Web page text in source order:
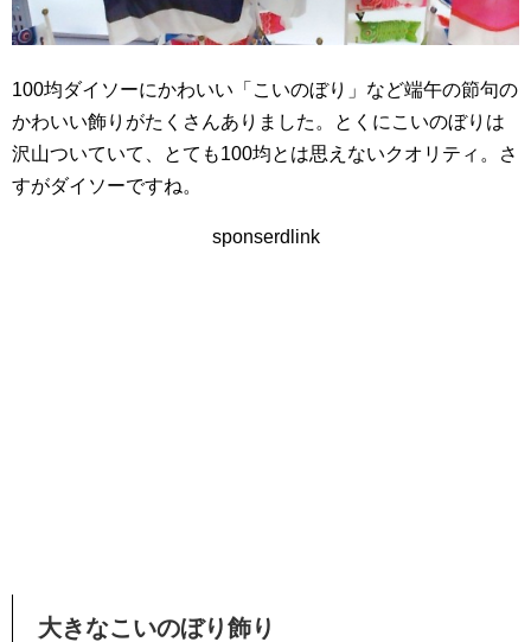
100均ダイソーにかわいい「こいのぼり」など端午の節句の
かわいい飾りがたくさんありました。とくにこいのぼりは
沢山ついていて、とても100均とは思えないクオリティ。さ
すがダイソーですね。
sponserdlink
大きなこいのぼり飾り